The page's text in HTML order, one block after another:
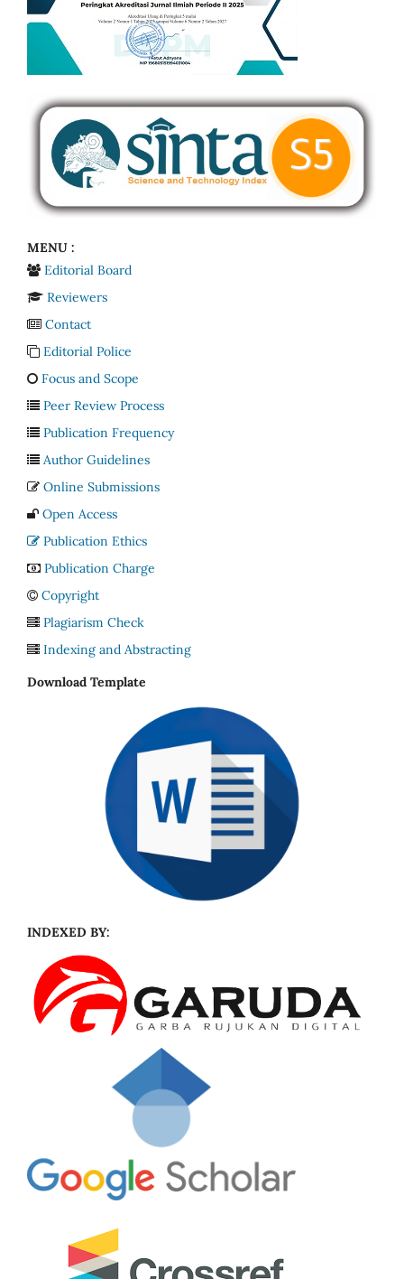
MENU :
Editorial Board
Reviewers
Contact
Editorial Police
Focus and Scope
Peer Review Process
Publication Frequency
Author Guidelines
Online Submissions
Open Access
Publication Ethics
Publication Charge
Copyright
Plagiarism Check
Indexing and Abstracting
Download Template
INDEXED BY: